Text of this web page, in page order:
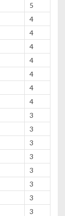
5
4
4
4
4
4
4
4
3
3
3
3
3
3
3
3